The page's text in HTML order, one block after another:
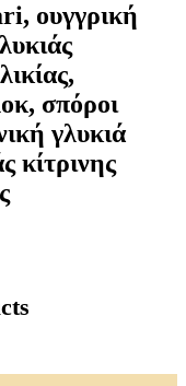
ουγγρική
σπόροι
γλυκιά
κίτρινης